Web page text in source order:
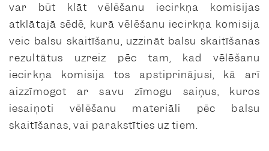
var būt klāt vēlēšanu iecirkņa komisijas
atklātajā sēdē, kurā vēlēšanu iecirkņa komisija
veic balsu skaitīšanu, uzzināt balsu skaitīšanas
rezultātus uzreiz pēc tam, kad vēlēšanu
iecirkņa komisija tos apstiprinājusi, kā arī
aizzīmogot ar savu zīmogu saiņus, kuros
iesaiņoti vēlēšanu materiāli pēc balsu
skaitīšanas, vai parakstīties uz tiem.